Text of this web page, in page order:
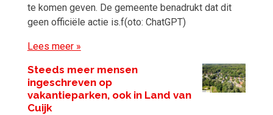
te komen geven. De gemeente benadrukt dat dit
geen officiële actie is.f(oto: ChatGPT)
Lees meer »
Steeds meer mensen
ingeschreven op
vakantieparken, ook in Land van
Cuijk